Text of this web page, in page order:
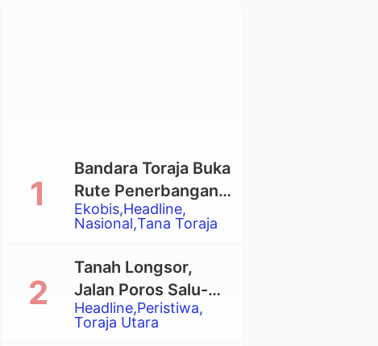
Ekobis Headline
Nasional Tana Toraja
Bandara Toraja Buka
Rute Penerbangan
Langsung Toraja-
Balikpapan
Headline Peristiwa
Toraja Utara
Tanah Longsor,
Jalan Poros Salu-
Dende’ Tertutup
Total